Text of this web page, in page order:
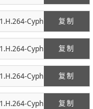
复制
Cyph
复制
Cyph
复制
Cyph
复制
Cyph